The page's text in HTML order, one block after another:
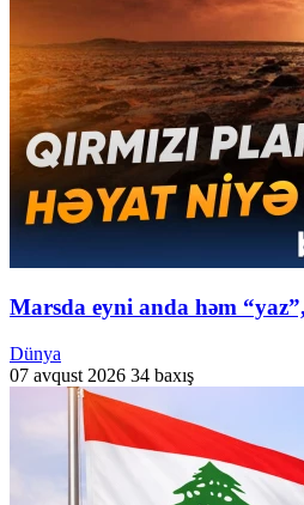
Marsda eyni anda həm
Dünya
07 avqust 2026 34 baxış